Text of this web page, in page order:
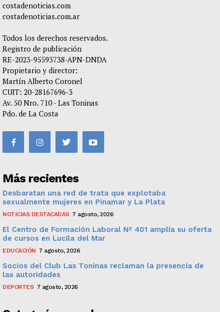
costadenoticias.com
costadenoticias.com.ar
Todos los derechos reservados.
Registro de publicación
RE-2023-95593738-APN-DNDA
Propietario y director:
Martín Alberto Coronel
CUIT: 20-28167696-3
Av. 50 Nro. 710 - Las Toninas
Pdo. de La Costa
Más recientes
Desbaratan una red de trata que explotaba
sexualmente mujeres en Pinamar y La Plata
NOTICIAS DESTACADAS 7 agosto, 2026
El Centro de Formación Laboral Nº 401 amplía su oferta
de cursos en Lucila del Mar
EDUCACIÓN 7 agosto, 2026
Socios del Club Las Toninas reclaman la presencia de
las autoridades
DEPORTES 7 agosto, 2026